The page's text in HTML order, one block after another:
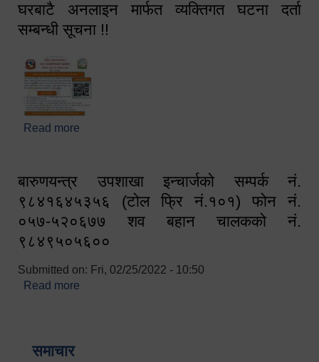
घरबाटै अनलाइन मार्फत व्यक्तिगत घटना दर्ता
सम्बन्धी सूचना !!
Read more
बारुणयन्त्र उपशाखा इन्चार्जको सम्पर्क नं.
९८४१६४५३५६ (टोल फ्रि नं.१०१) फोन नं.
०५७-५२०६७७ शव बहान चालकको नं.
९८४९५०५६००
Submitted on: Fri, 02/25/2022 - 10:50
Read more
समाचार